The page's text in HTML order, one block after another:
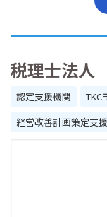
税理士法人
認定支援機関
TKC
経営改善計画策定支